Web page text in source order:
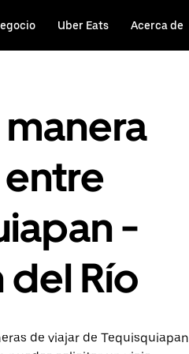
Uber Eats Acerca de
-
del Río
de viajar de Tequisquiapan